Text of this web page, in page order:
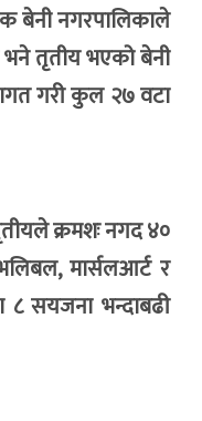
बेनी नगरपालिकाले
भने तृतीय भएको बेनी
गरी कुल २७ वटा
क्रमशः नगद ४०
मार्सलआर्ट र
८ सयजना भन्दाबढी